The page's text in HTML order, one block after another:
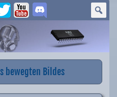
bewegten Bildes